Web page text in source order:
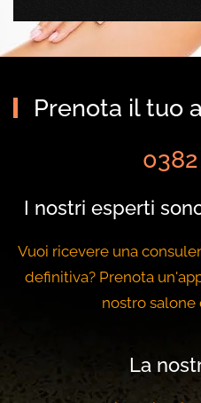
Prenota il tuo
I nostri esperti
Vuoi ricevere una
definitiva? Prenota
nostro
La